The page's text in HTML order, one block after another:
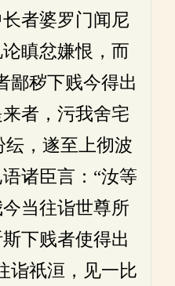
者婆罗门闻尼
瞋忿嫌恨，而
鄙秽下贱今得出
者，污我舍宅
纭，遂至上彻波
诸臣言：“汝等
当往诣世尊所
下贱者使得出
诣祇洹，见一比